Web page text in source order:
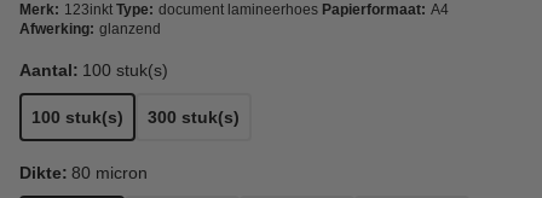
Merk: 123inkt Type: document lamineerhoes Papierformaat: A4
Afwerking: glanzend
Aantal: 100 stuk(s)
100 stuk(s) 300 stuk(s)
Dikte: 80 micron